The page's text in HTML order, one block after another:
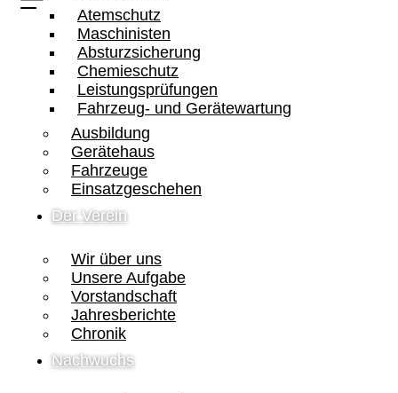
Atemschutz
Maschinisten
Absturzsicherung
Chemieschutz
Leistungsprüfungen
Fahrzeug- und Gerätewartung
Ausbildung
Gerätehaus
Fahrzeuge
Einsatzgeschehen
Der Verein
Wir über uns
Unsere Aufgabe
Vorstandschaft
Jahresberichte
Chronik
Nachwuchs